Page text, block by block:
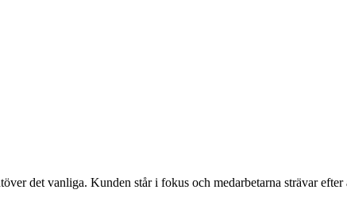
det vanliga. Kunden står i fokus och medarbetarna strävar